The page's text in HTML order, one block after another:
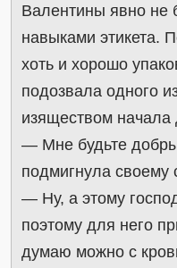
Валентины явно не
навыками этикета.
хоть и хорошо
подозвала одного
изяществом начала
— Мне будьте
подмигнула своему
— Ну, а этому
поэтому для него
думаю можно с